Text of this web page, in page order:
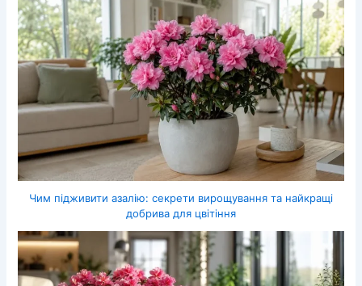
Чим підживити азалію: секрети вирощування та найкращі
добрива для цвітіння